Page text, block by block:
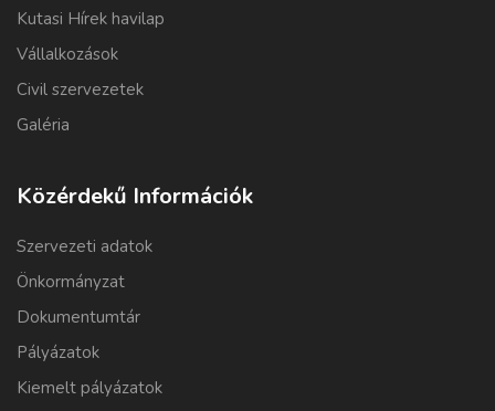
Kutasi Hírek havilap
Vállalkozások
Civil szervezetek
Galéria
Közérdekű Információk
Szervezeti adatok
Önkormányzat
Dokumentumtár
Pályázatok
Kiemelt pályázatok